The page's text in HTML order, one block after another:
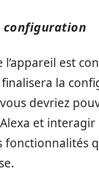
configuration
l’appareil est
finalisera la
devriez
et interagir
fonctionnalités